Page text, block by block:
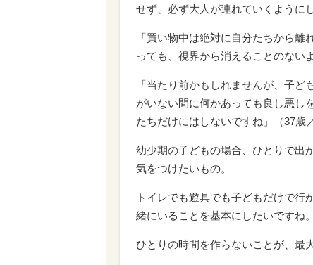
せず、必ず大人が連れていくように
「買い物中は絶対に自分たちから
っても、視界から消えることのない
「当たり前かもしれませんが、子
がいない間に何かあっても良し悪し
たちだけにはしないですね」（37歳
幼少期の子どもの場合、ひとりで出
気をつけたいもの。
トイレでも遊具でも子どもだけで
緒にいることを基本にしたいですね。
ひとりの時間を作らないことが、最